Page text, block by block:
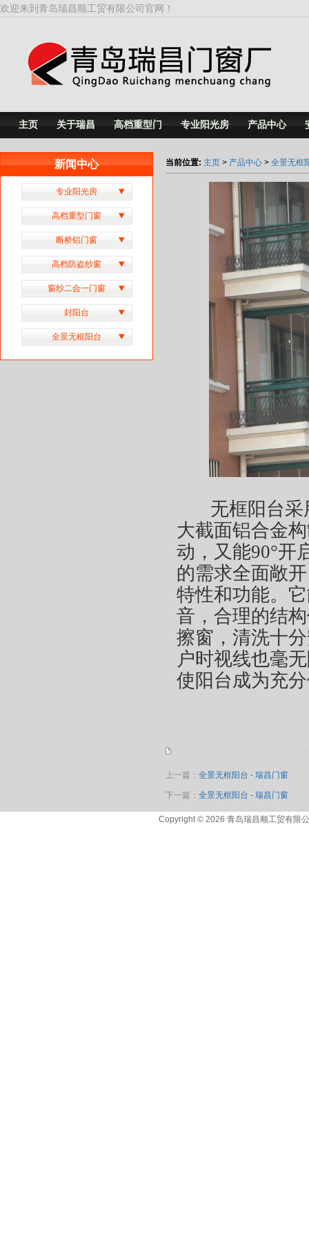
欢迎来到青岛瑞昌顺工贸有限公司官网！
主页 关于瑞昌 高档重型门 专业阳光房 产品中心
新闻中心
专业阳光房
高档重型门窗
断桥铝门窗
高档防盗纱窗
窗纱二合一门窗
封阳台
全景无框阳台
当前位置: 主页 > 产品中心 > 全景无框
无框阳台采
大截面铝合金
动，又能90°开
的需求全面敞
特性和功能。
音，合理的结
擦窗，清洗十
户时视线也毫
使阳台成为充
上一篇： 全景无框阳台 - 瑞昌门窗
下一篇： 全景无框阳台 - 瑞昌门窗
Copyright © 2026 青岛瑞昌顺工贸有